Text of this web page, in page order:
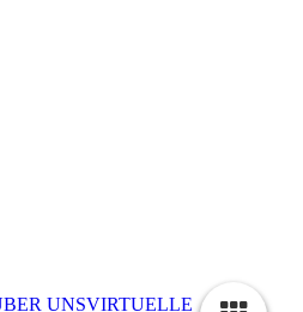
UNSVIRTUELLE